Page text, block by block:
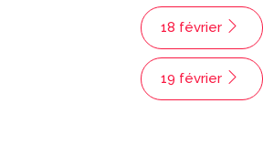
18 février
19 février